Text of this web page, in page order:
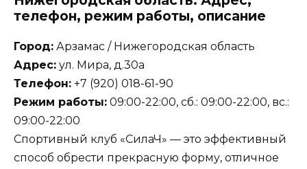
телефон, режим работы, описание
Город: Арзамас / Нижегородская область
Адрес: ул. Мира, д.30а
Телефон: +7 (920) 018-61-90
Режим работы: 09:00-22:00, сб.: 09:00-22:00, вс.:
09:00-22:00
Спортивный клуб «СилаЧ» — это эффективный
способ обрести прекрасную форму, отличное